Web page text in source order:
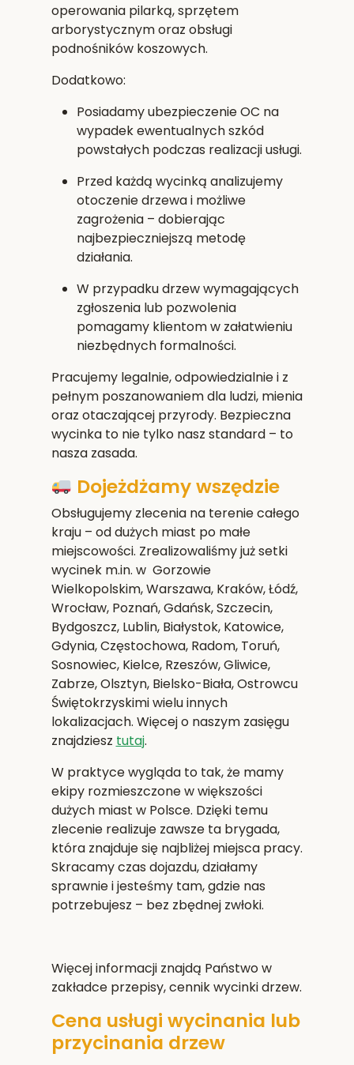
operowania pilarką, sprzętem
arborystycznym oraz obsługi
podnośników koszowych.
Dodatkowo:
Posiadamyubezpieczenie OC na
wypadek ewentualnych szkód
powstałych podczas realizacji usługi.
Przed każdą wycinką analizujemy
otoczenie drzewa i możliwe
zagrożenia – dobierając
najbezpieczniejszą metodę
działania.
W przypadku drzew wymagających
zgłoszenia lub pozwolenia
pomagamy klientom w załatwieniu
niezbędnych formalności.
Pracujemy legalnie, odpowiedzialnie i z
pełnym poszanowaniem dla ludzi, mienia
oraz otaczającej przyrody. Bezpieczna
wycinka to nie tylko nasz standard – to
nasza zasada.
Dojeżdżamy wszędzie
Obsługujemy zlecenia na terenie całego
kraju – od dużych miast po małe
miejscowości. Zrealizowaliśmy już setki
wycinek m.in. w Gorzowie
Wielkopolskim,Warszawa, Kraków, Łódź,
Wrocław, Poznań, Gdańsk, Szczecin,
Bydgoszcz, Lublin, Białystok, Katowice,
Gdynia, Częstochowa, Radom, Toruń,
Sosnowiec, Kielce, Rzeszów, Gliwice,
Zabrze, Olsztyn, Bielsko-Biała, Ostrowcu
Świętokrzyskimi wielu innych
lokalizacjach. Więcej o naszym zasięgu
znajdziesz tutaj.
W praktyce wygląda to tak, że mamy
ekipy rozmieszczone w większości
dużych miast w Polsce. Dzięki temu
zlecenie realizuje zawsze ta brygada,
która znajduje się najbliżej miejsca pracy.
Skracamy czas dojazdu, działamy
sprawnie i jesteśmy tam, gdzie nas
potrzebujesz – bez zbędnej zwłoki.
Więcej informacji znajdą Państwo w
zakładce przepisy, cennik wycinki drzew.
Cena usługi wycinania lub
przycinania drzew